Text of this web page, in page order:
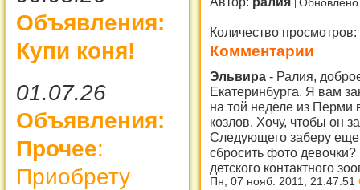
Объявления:
Купи коня!
01.07.26
Объявления:
Прочее:
Приобрету
Количество просмотров:
Комментарии
Эльвира - Ралия,
Екатеринбурга. Я вам
на той неделе из Перми
козлов. Хочу, чтобы он
Следующего заберу
сбросить фото
детского контактного
Пн, 07 нояб. 2011, 21:47:51